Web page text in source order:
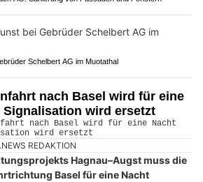
Schelbert AG im Muotathal
nach Basel wird für eine
Signalisation wird ersetzt
REDAKTION
Hagnau–Augst muss die
Basel für eine Nacht